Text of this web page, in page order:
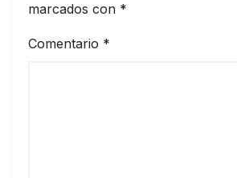
marcados con *
Comentario *